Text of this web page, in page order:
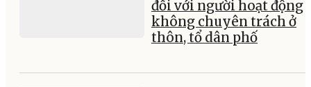
đối với người hoạt động
không chuyên trách ở
thôn, tổ dân phố